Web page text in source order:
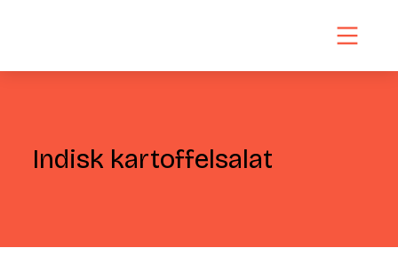
Indisk kartoffelsalat